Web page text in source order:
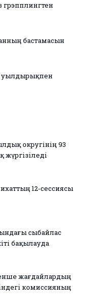
бастамасын
уылдырықпен
округінің 93
12-сессиясы
сыбайлас
бақылауда
жағдайлардың
комиссияның